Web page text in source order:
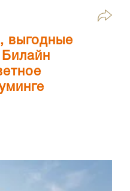
выгодные